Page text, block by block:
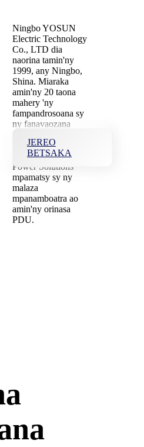
Ningbo YOSUN
Electric Technology
Co., LTD dia
naorina tamin'ny
1999, any Ningbo,
Shina. Miaraka
amin'ny 20 taona
mahery 'ny
fampandrosoana sy
ny fanavaozana
lasa mpitarika
manan-tsaina Shina
Power Solutions
mpamatsy sy ny
malaza
mpanamboatra ao
amin'ny orinasa
PDU.
JEREO
BETSAKA